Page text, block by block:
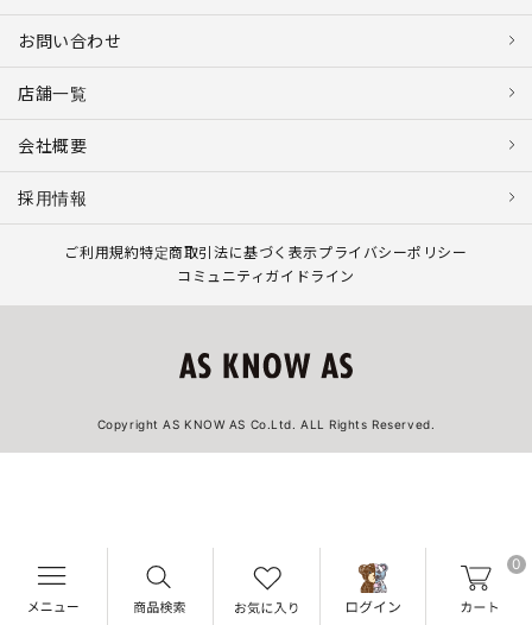
0
お問い合わせ
店舗一覧
会社概要
採用情報
ご利用規約特定商取引法に基づく表示プライバシーポリシー
コミュニティガイドライン
Copyright AS KNOW AS Co.Ltd. ALL Rights Reserved.